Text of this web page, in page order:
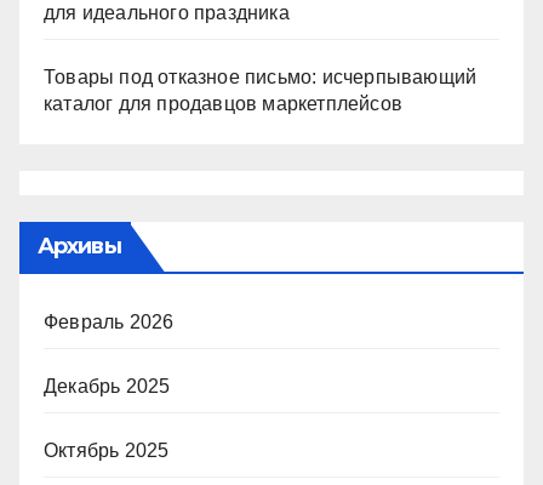
для идеального праздника
Товары под отказное письмо: исчерпывающий
каталог для продавцов маркетплейсов
Архивы
Февраль 2026
Декабрь 2025
Октябрь 2025